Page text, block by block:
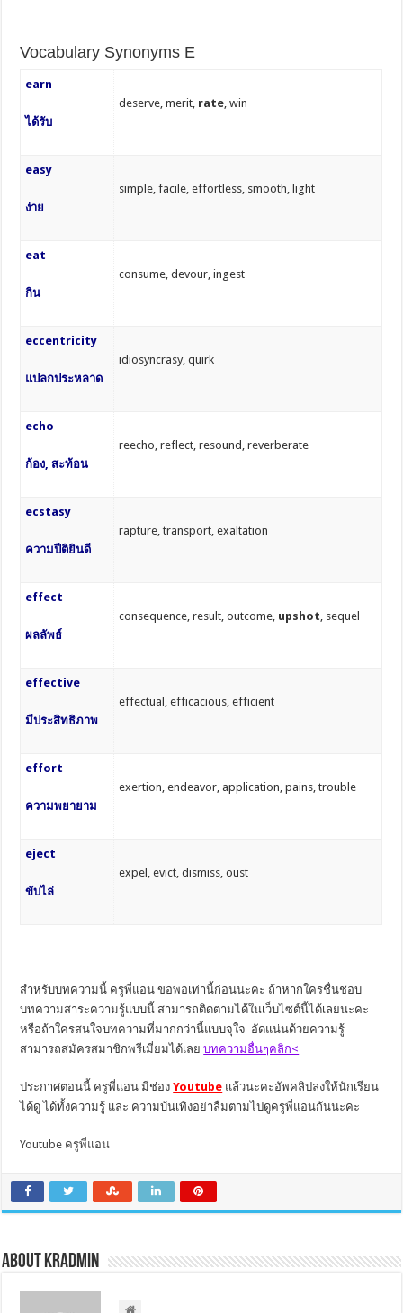
Vocabulary Synonyms E
earn
ได้รับ
deserve, merit, rate , win
easy
ง่าย
simple, facile, effortless, smooth, light
eat
กิน
consume, devour, ingest
eccentricity
แปลกประหลาด
idiosyncrasy, quirk
echo
ก้อง, สะท้อน
reecho, reflect, resound, reverberate
ecstasy
ความปีติยินดี
rapture, transport, exaltation
effect
ผลลัพธ์
consequence, result, outcome, upshot , sequel
effective
มีประสิทธิภาพ
effectual, efficacious, efficient
effort
ความพยายาม
exertion, endeavor, application, pains, trouble
eject
ขับไล่
expel, evict, dismiss, oust
สำหรับบทความนี้ ครูพี่แอน ขอพอเท่านี้ก่อนนะคะ ถ้าหากใครชื่นชอบ
บทความสาระความรู้แบบนี้ สามารถติดตามได้ในเว็บไซต์นี้ได้เลยนะคะ
หรือถ้าใครสนใจบทความที่มากกว่านี้แบบจุใจ อัดแน่นด้วยความรู้
สามารถสมัครสมาชิกพรีเมี่ยมได้เลยบทความอื่นๆคลิก<
ประกาศตอนนี้ ครูพี่แอน มีช่องYoutube แล้วนะคะอัพคลิปลงให้นักเรียน
ได้ดู ได้ทั้งความรู้ และ ความบันเทิงอย่าลืมตามไปดูครูพี่แอนกันนะคะ
Youtube ครูพี่แอน
About kradmin